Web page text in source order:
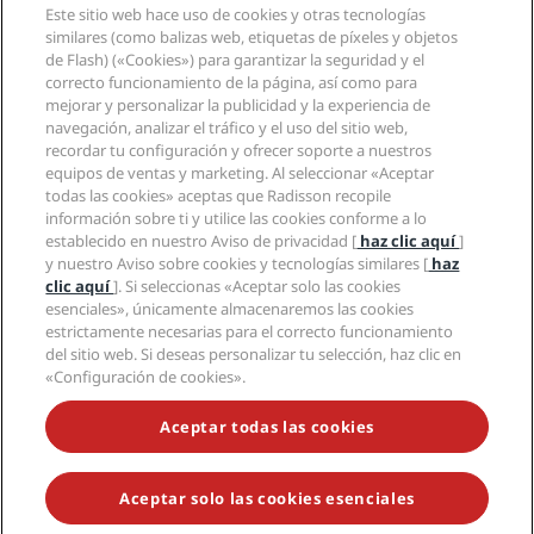
Nuevos hoteles y próximas aperturas
Aplicación de Radisson Hotels
Hoteles Sports Approved
Hoteles ideales para familias
Salud y seguridad
Radisson Hotel Group
Medios
Empleos en RHG
Empleos en PPHE
Empleos en EHL
The Club by RHG
Oportunidades de desarrollo
Responsabilidad social corporativa
Compras
Información legal
Centro de privacidad
Aviso legal
Términos y condiciones de Radisson Rewards
Acuerdo de uso del sitio
Accesibilidad digital
Declaración sobre la esclavitud moderna
Ayuda
Avisos al consumidor
Contacto
Preguntas frecuentes
Mapa del sitio
Redes sociales
Marcas de Radisson Hotels
NO TE PIERDAS NUESTRAS OFERTAS MÁS POPULARES
© 2026 Radisson Hotel Group.Todos los derechos reservados. RHG
Radisson Hotel Group, Radisson, Radisson RED, Radisson Blu, Radisson
Este sitio web hace uso de cookies y otras tecnologías
similares (como balizas web, etiquetas de píxeles y objetos
de Flash) («Cookies») para garantizar la seguridad y el
correcto funcionamiento de la página, así como para
mejorar y personalizar la publicidad y la experiencia de
navegación, analizar el tráfico y el uso del sitio web,
recordar tu configuración y ofrecer soporte a nuestros
equipos de ventas y marketing. Al seleccionar «Aceptar
todas las cookies» aceptas que Radisson recopile
información sobre ti y utilice las cookies conforme a lo
establecido en nuestro Aviso de privacidad [ haz clic aquí]
y nuestro Aviso sobre cookies y tecnologías similares [ haz
clic aquí]. Si seleccionas «Aceptar solo las cookies
esenciales», únicamente almacenaremos las cookies
estrictamente necesarias para el correcto funcionamiento
del sitio web. Si deseas personalizar tu selección, haz clic en
«Configuración de cookies».
Aceptar todas las cookies
Aceptar solo las cookies esenciales